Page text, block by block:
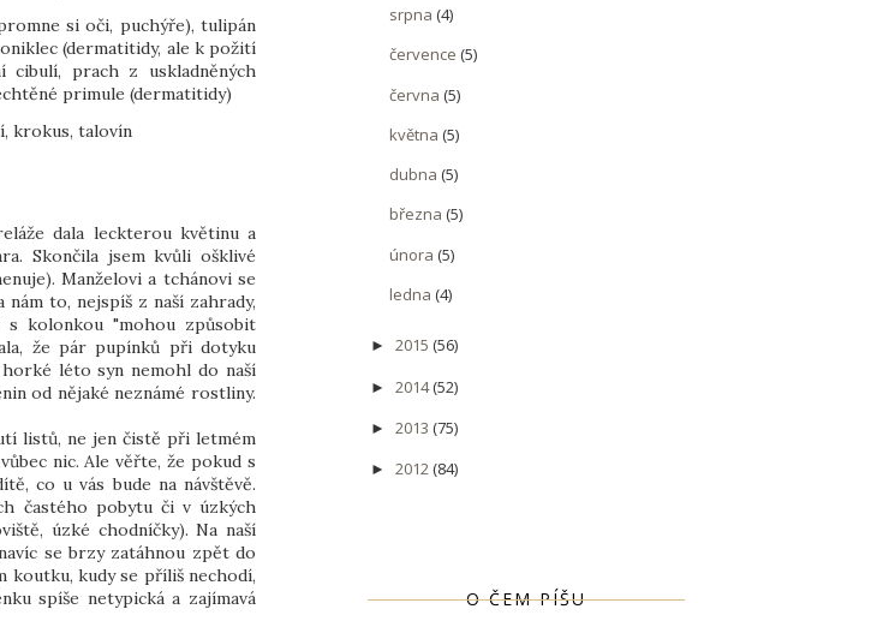
si oči, puchýře), tulipán
(dermatitidy, ale k požití
cibulí, prach z uskladněných
primule (dermatitidy)
krokus, talovín
dala leckterou květinu a
Skončila jsem kvůli ošklivé
Manželovi a tchánovi se
to, nejspíš z naší zahrady,
s kolonkou "mohou způsobit
že pár pupínků při dotyku
léto syn nemohl do naší
od nějaké neznámé rostliny.
listů, ne jen čistě při letmém
nic. Ale věřte, že pokud s
co u vás bude na návštěvě.
častého pobytu či v úzkých
úzké chodníčky). Na naší
se brzy zatáhnou zpět do
koutku, kudy se příliš nechodí,
spíše netypická a zajímavá
srpna (4)
července (5)
června (5)
května (5)
dubna (5)
března (5)
února (5)
ledna (4)
► 2015 (56)
► 2014(52)
► 2013 (75)
► 2012(84)
O ČEM PÍŠU